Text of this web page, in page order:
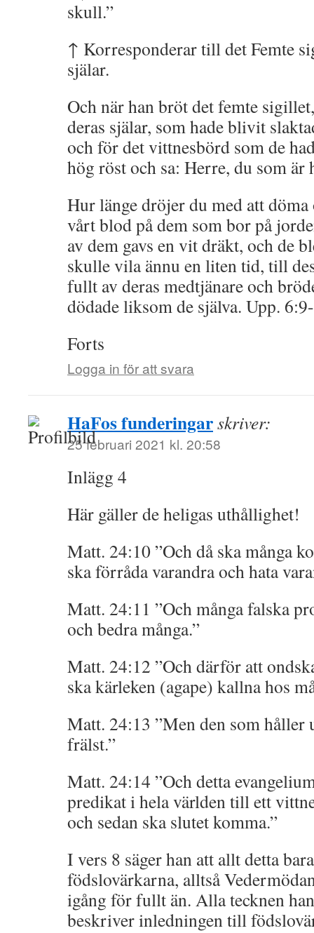
skull.”
↑ Korresponderar till det Femte
själar.
Och när han bröt det femte
deras själar, som hade blivit
och för det vittnesbörd som de
hög röst och sa: Herre, du som är
Hur länge dröjer du med att
vårt blod på dem som bor på
av dem gavs en vit dräkt, och de
skulle vila ännu en liten tid, till
fullt av deras medtjänare och
dödade liksom de själva. Upp.
Forts
Logga in för att svara
HaFos funderingarskriver:
25 februari 2021 kl. 20:58
Inlägg 4
Här gäller de heligas uthållighet!
Matt. 24:10 ”Och då ska många
ska förråda varandra och hata
Matt. 24:11 ”Och många falska
och bedra många.”
Matt. 24:12 ”Och därför att
ska kärleken (agape) kallna hos
Matt. 24:13 ”Men den som
frälst.”
Matt. 24:14 ”Och detta
predikat i hela världen till ett
och sedan ska slutet komma.”
I vers 8 säger han att allt detta
födslovärkarna, alltså
igång för fullt än. Alla tecknen
beskriver inledningen till